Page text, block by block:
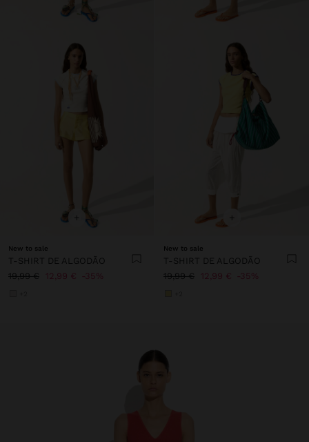
+
New to sale
T-SHIRT DE ALGODÃO
19,99 €
12,99 € 35%
+
New to sale
T-SHIRT DE ALGODÃO
19,99 €
12,99 € 35%